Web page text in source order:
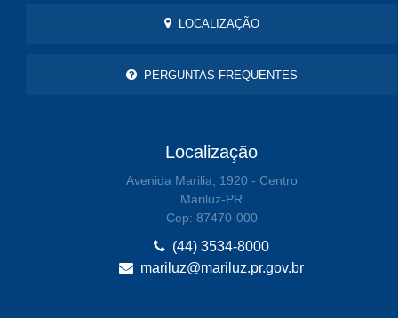
LOCALIZAÇÃO
PERGUNTAS FREQUENTES
Localização
Avenida Marilia, 1920 - Centro
Mariluz-PR
Cep: 87470-000
(44) 3534-8000
mariluz@mariluz.pr.gov.br